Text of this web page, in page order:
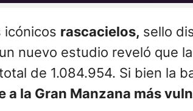
icónicos rascacielos, sello
nuevo estudio reveló que
de 1.084.954. Si bien la
la Gran Manzana más